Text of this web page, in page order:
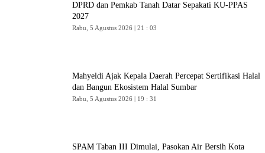
DPRD dan Pemkab Tanah Datar Sepakati KU-PPAS
2027
Rabu, 5 Agustus 2026 | 21 : 03
Mahyeldi Ajak Kepala Daerah Percepat Sertifikasi Halal
dan Bangun Ekosistem Halal Sumbar
Rabu, 5 Agustus 2026 | 19 : 31
SPAM Taban III Dimulai, Pasokan Air Bersih Kota